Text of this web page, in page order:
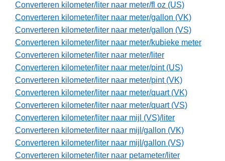
Converteren kilometer/liter naar meter/fl oz (US)
Converteren kilometer/liter naar meter/gallon (VK)
Converteren kilometer/liter naar meter/gallon (VS)
Converteren kilometer/liter naar meter/kubieke meter
Converteren kilometer/liter naar meter/liter
Converteren kilometer/liter naar meter/pint (US)
Converteren kilometer/liter naar meter/pint (VK)
Converteren kilometer/liter naar meter/quart (VK)
Converteren kilometer/liter naar meter/quart (VS)
Converteren kilometer/liter naar mijl (VS)/liter
Converteren kilometer/liter naar mijl/gallon (VK)
Converteren kilometer/liter naar mijl/gallon (VS)
Converteren kilometer/liter naar petameter/liter